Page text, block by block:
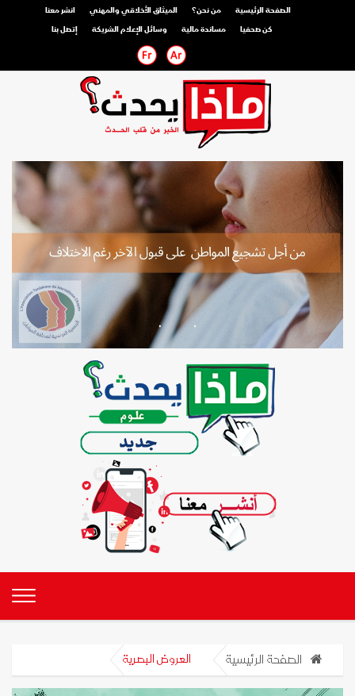
الصفحة الرئيسية من نحن؟ الميثاق الأخلاقي والمهني
انشر معنا
كن صحفيا
مساندة مالية وسائل الإعلام الشريكة إتصل بنا
الصفحة الرئيسية العروض البصرية